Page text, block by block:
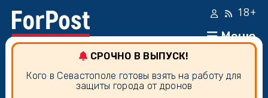
Меню
18+
СРОЧНО В ВЫПУСК!
Кого в Севастополе готовы взять на работу для
защиты города от дронов